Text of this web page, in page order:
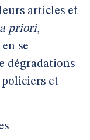
articles et
a priori,
se
dégradations
policiers et